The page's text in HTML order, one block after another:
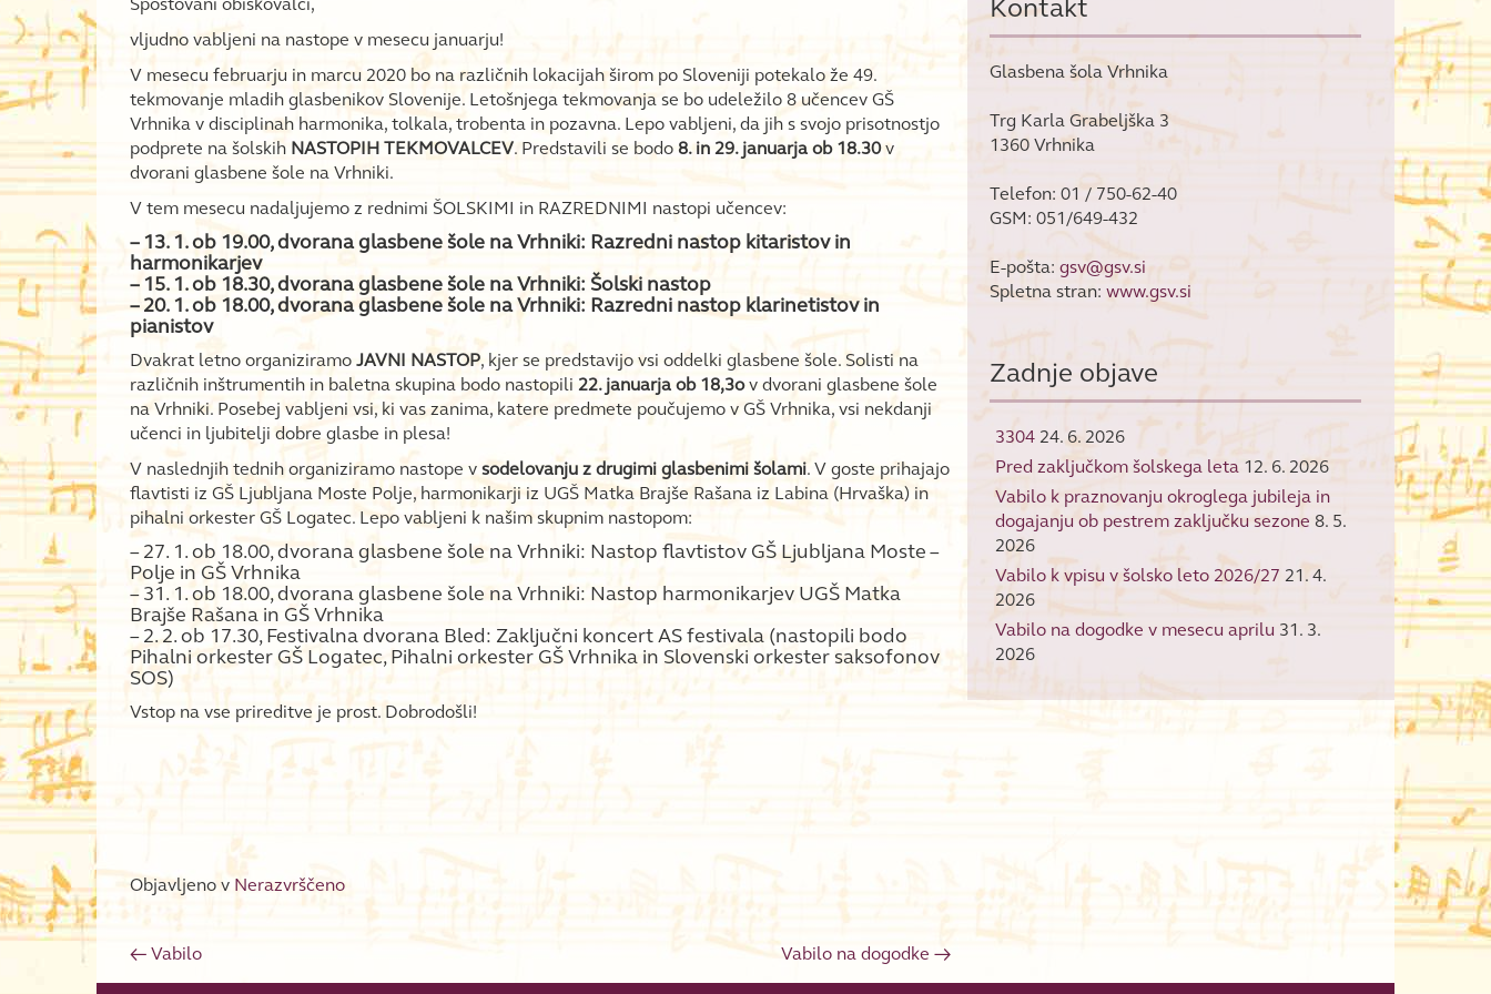
vljudno vabljeni na nastope v mesecu januarju!
V mesecu februarju in marcu 2020 bo na različnih lokacijah širom po Sloveniji potekalo že 49.
tekmovanje mladih glasbenikov Slovenije. Letošnjega tekmovanja se bo udeležilo 8 učencev GŠ
Vrhnika v disciplinah harmonika, tolkala, trobenta in pozavna. Lepo vabljeni, da jih s svojo prisotnostjo
podprete na šolskih NASTOPIH TEKMOVALCEV. Predstavili se bodo 8. in 29. januarja ob 18.30v
dvorani glasbene šole na Vrhniki.
V tem mesecu nadaljujemo z rednimi ŠOLSKIMI in RAZREDNIMI nastopi učencev:
– 13. 1. ob 19.00, dvorana glasbene šole na Vrhniki: Razredni nastop kitaristov in
harmonikarjev
– 15. 1. ob 18.30, dvorana glasbene šole na Vrhniki: Šolski nastop
– 20. 1. ob 18.00, dvorana glasbene šole na Vrhniki: Razredni nastop klarinetistov in
pianistov
Dvakrat letno organiziramo JAVNI NASTOP, kjer se predstavijo vsi oddelki glasbene šole. Solisti na
različnih inštrumentih in baletna skupina bodo nastopili 22. januarja ob 18,3ov dvorani glasbene šole
na Vrhniki. Posebej vabljeni vsi, ki vas zanima, katere predmete poučujemo v GŠ Vrhnika, vsi nekdanji
učenci in ljubitelji dobre glasbe in plesa!
V naslednjih tednih organiziramo nastope v sodelovanju z drugimi glasbenimi šolami. V goste prihajajo
flavtisti iz GŠ Ljubljana Moste Polje, harmonikarji iz UGŠ Matka Brajše Rašana iz Labina (Hrvaška) in
pihalni orkester GŠ Logatec. Lepo vabljeni k našim skupnim nastopom:
– 27. 1. ob 18.00, dvorana glasbene šole na Vrhniki: Nastop flavtistov GŠ Ljubljana Moste –
Polje in GŠ Vrhnika
– 31. 1. ob 18.00, dvorana glasbene šole na Vrhniki: Nastop harmonikarjev UGŠ Matka
Brajše Rašana in GŠ Vrhnika
– 2. 2. ob 17.30, Festivalna dvorana Bled: Zaključni koncert AS festivala (nastopili bodo
Pihalni orkester GŠ Logatec, Pihalni orkester GŠ Vrhnika in Slovenski orkester saksofonov
SOS)
Vstop na vse prireditve je prost. Dobrodošli!
Objavljeno v Nerazvrščeno
← Vabilo Vabilo na dogodke →
Kontakt
Glasbena šola Vrhnika
Trg Karla Grabeljška 3
1360 Vrhnika
Telefon: 01 / 750-62-40
GSM: 051/649-432
E-pošta: gsv@gsv.si
Spletna stran: www.gsv.si
Zadnje objave
3304 24. 6. 2026
Pred zaključkom šolskega leta 12. 6. 2026
Vabilo k praznovanju okroglega jubileja in
dogajanju ob pestrem zaključku sezone 8. 5.
2026
Vabilo k vpisu v šolsko leto 2026/27 21. 4.
2026
Vabilo na dogodke v mesecu aprilu 31. 3.
2026